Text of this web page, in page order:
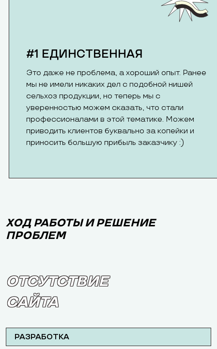
#1 ЕДИНСТВЕННАЯ
Это даже не проблема, а хороший опыт. Ранее
мы не имели никаких дел с подобной нишей
сельхоз продукции, но теперь мы с
уверенностью можем сказать, что стали
профессионалами в этой тематике. Можем
приводить клиентов буквально за копейки и
приносить большую прибыль заказчику :)
ХОД РАБОТЫ И РЕШЕНИЕ
ПРОБЛЕМ
ОТСУТСТВИЕ
САЙТА
РАЗРАБОТКА